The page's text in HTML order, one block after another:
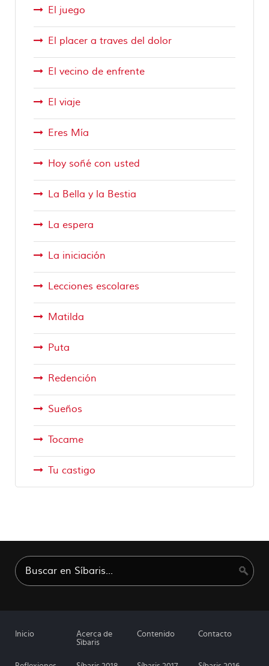
El juego
El placer a traves del dolor
El vecino de enfrente
El viaje
Eres Mía
Hoy soñé con usted
La Bella y la Bestia
La espera
La iniciación
Lecciones escolares
Matilda
Puta
Redención
Sueños
Tocame
Tu castigo
Inicio
Acerca de
Sìbaris
Contenido Contacto